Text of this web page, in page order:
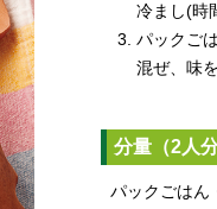
冷まし(時
パックご
混ぜ、味
分量（2人分
パックごはん